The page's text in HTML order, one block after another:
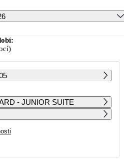
Srpen 2026
ČT PÁ SO NE
9
- JUNIOR SUITE